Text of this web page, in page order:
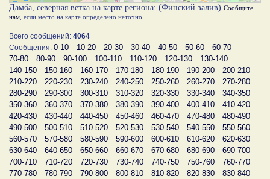
Дамба, северная ветка на карте региона: (Финский залив) Сообщите
нам , если место на карте определено неточно
Всего сообщений: 4064
Сообщения: 0-10 10-20 20-30 30-40 40-50 50-60
60-70
70-80
80-90 90-100 100-110 110-120 120-130
130-140
140-150
150-160 160-170 170-180 180-190 190-200
200-210
210-220
220-230 230-240 240-250 250-260 260-270
270-280
280-290
290-300 300-310 310-320 320-330 330-340
340-350
350-360
360-370 370-380 380-390 390-400 400-410
410-420
420-430
430-440 440-450 450-460 460-470 470-480
480-490
490-500
500-510 510-520 520-530 530-540 540-550
550-560
560-570
570-580 580-590 590-600 600-610 610-620
620-630
630-640
640-650 650-660 660-670 670-680 680-690
690-700
700-710
710-720 720-730 730-740 740-750 750-760
760-770
770-780
780-790 790-800 800-810 810-820 820-830
830-840